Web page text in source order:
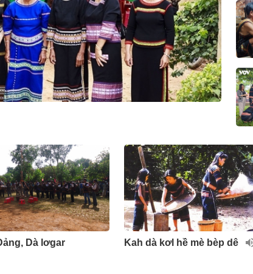
Dà lơgar Kah dà kơl hề mè bèp dê